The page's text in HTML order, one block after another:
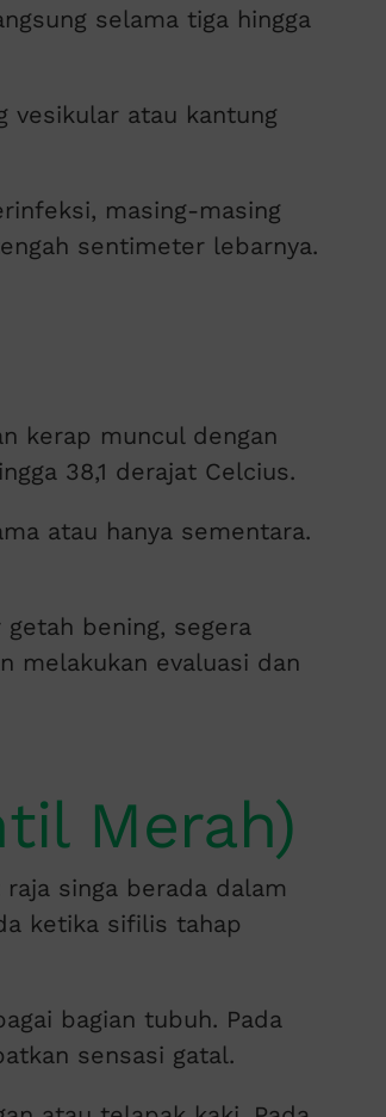
selama tiga hingga
vesikular atau kantung
masing-masing
sentimeter lebarnya.
kerap muncul dengan
38,1 derajat Celcius.
atau hanya sementara.
bening, segera
melakukan evaluasi dan
Merah)
singa berada dalam
ketika sifilis tahap
bagian tubuh. Pada
sensasi gatal.